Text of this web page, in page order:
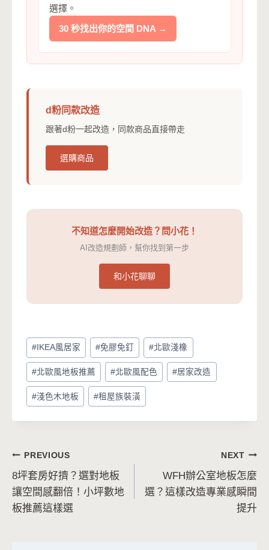
選擇。
30 秒找出你的空間 DNA →
d粉同款改造
跟著d粉一起改造，同款商品直接帶走
選購商品
不知道怎麼開始改造？問小花！
AI改造規劃師，幫你找到第一步
和小花聊聊
Post
Tags:
# IKEA風居家 #免膠免釘 #北歐淺橡
#北歐風地板推薦 #北歐風配色 #居家改造
#淺色木地板 #租屋族裝潢
文
章
導
PREVIOUS
8坪套房好擠？選對地板
讓空間感翻倍！小坪數地
板推薦這樣選
NEXT
WFH辦公室地板怎麼
選？這樣改造專業感瞬間
提升